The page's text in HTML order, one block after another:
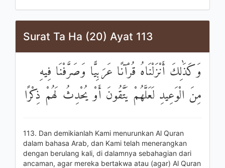
Surat Ta Ha (20) Ayat 113
وَكَذَٰلِكَ أَنْزَلْنَاهُ قُرْآنًا عَرَبِيًّا وَصَرَّفْنَا فِيهِ
مِنَ الْوَعِيدِ لَعَلَّهُمْ يَتَّقُونَ أَوْ يُحْدِثُ لَهُمْ ذِكْرًا
113. Dan demikianlah Kami menurunkan Al Quran
dalam bahasa Arab, dan Kami telah menerangkan
dengan berulang kali, di dalamnya sebahagian dari
ancaman, agar mereka bertakwa atau (agar) Al Quran